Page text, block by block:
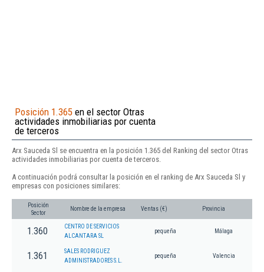
Posición 1.365 en el sector Otras
actividades inmobiliarias por cuenta
de terceros
Arx Sauceda Sl se encuentra en la posición 1.365 del Ranking del sector Otras
actividades inmobiliarias por cuenta de terceros.
A continuación podrá consultar la posición en el ranking de Arx Sauceda Sl y
empresas con posiciones similares:
Posición
Sector
Nombre de la empresa Ventas (€) Provincia
1.360
CENTRO DE SERVICIOS
ALCANTARA SL
pequeña Málaga
1.361
SALES RODRIGUEZ
ADMINISTRADORES S.L.
pequeña Valencia